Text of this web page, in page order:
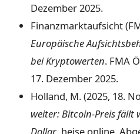
Dezember 2025.
Finanzmarktaufsicht
Europäische
bei Kryptowerten. FMA
17. Dezember 2025.
Holland, M. (2025, 18.
weiter: Bitcoin-Preis fällt